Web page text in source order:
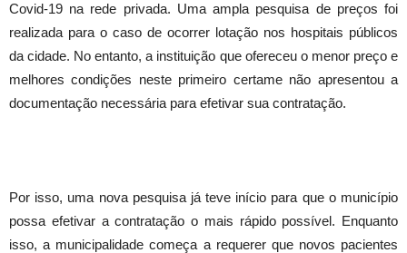
Covid-19 na rede privada. Uma ampla pesquisa de preços foi
realizada para o caso de ocorrer lotação nos hospitais públicos
da cidade. No entanto, a instituição que ofereceu o menor preço e
melhores condições neste primeiro certame não apresentou a
documentação necessária para efetivar sua contratação.
Por isso, uma nova pesquisa já teve início para que o município
possa efetivar a contratação o mais rápido possível. Enquanto
isso, a municipalidade começa a requerer que novos pacientes